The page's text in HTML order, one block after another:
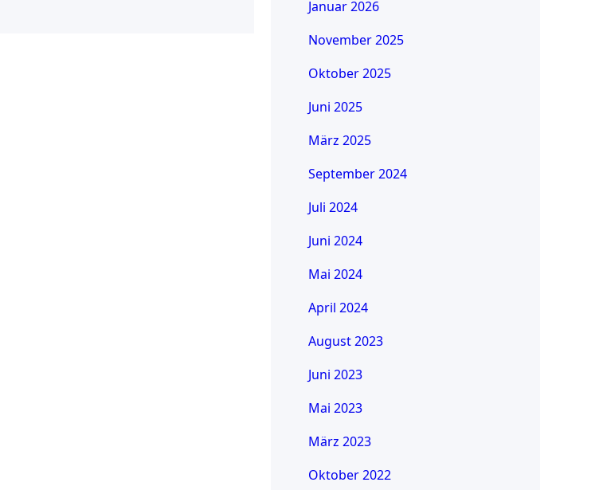
6 Spielerinnen das erste
Januar 2026
November 2025
Oktober 2025
Juni 2025
März 2025
September 2024
Juli 2024
Juni 2024
Mai 2024
April 2024
August 2023
Juni 2023
Mai 2023
März 2023
Oktober 2022